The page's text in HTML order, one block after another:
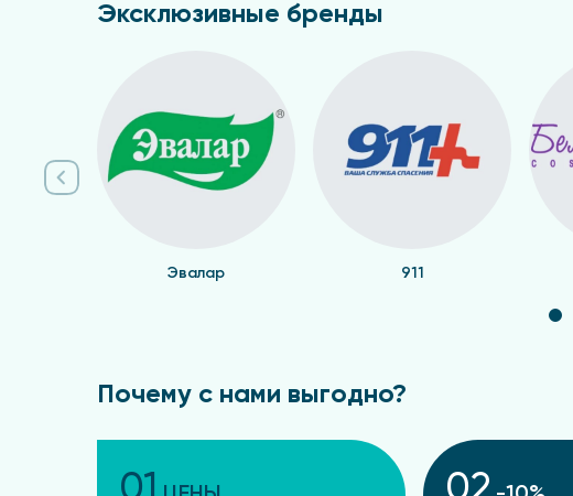
Эксклюзивные бренды
Эвалар 911
Почему с нами выгодно?